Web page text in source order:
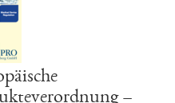
–